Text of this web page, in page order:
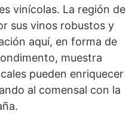
vinícolas. La región de
sus vinos robustos y
aquí, en forma de
muestra
pueden enriquecer
al comensal con la